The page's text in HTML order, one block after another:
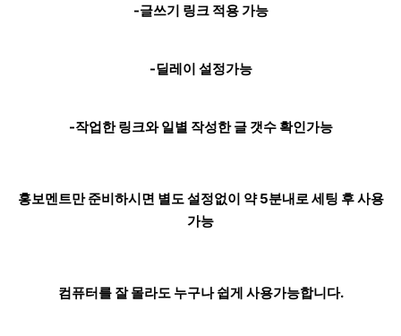
-글쓰기 링크 적용 가능
-딜레이 설정가능
-작업한 링크와 일별 작성한 글 갯수 확인가능
홍보멘트만 준비하시면 별도 설정없이 약 5분내로 세팅 후 사용
가능
컴퓨터를 잘 몰라도 누구나 쉽게 사용가능합니다.